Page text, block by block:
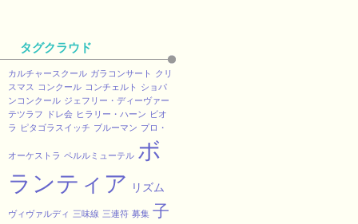
タグクラウド
カルチャースクール ガラコンサート
クリ
スマス
コンクール コンチェルト
ショパ
ンコンクール ジェフリー・ディーヴァー
テツラフ
ドレ会 ヒラリー・ハーン ビオ
ラ
ピタゴラスイッチ ブルーマン プロ・
オーケストラ ペルルミューテル ボ
ランティア
リズム
ヴィヴァルディ 三味線 三連符 募集 子